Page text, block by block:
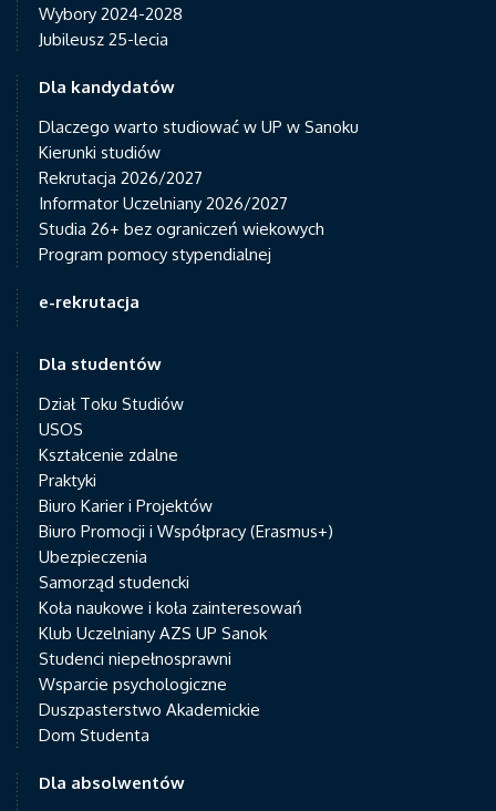
Wybory 2024-2028
Jubileusz 25-lecia
Dla kandydatów
Dlaczego warto studiować w UP w Sanoku
Kierunki studiów
Rekrutacja 2026/2027
Informator Uczelniany 2026/2027
Studia 26+ bez ograniczeń wiekowych
Program pomocy stypendialnej
e-rekrutacja
Dla studentów
Dział Toku Studiów
USOS
Kształcenie zdalne
Praktyki
Biuro Karier i Projektów
Biuro Promocji i Współpracy (Erasmus+)
Ubezpieczenia
Samorząd studencki
Koła naukowe i koła zainteresowań
Klub Uczelniany AZS UP Sanok
Studenci niepełnosprawni
Wsparcie psychologiczne
Duszpasterstwo Akademickie
Dom Studenta
Dla absolwentów